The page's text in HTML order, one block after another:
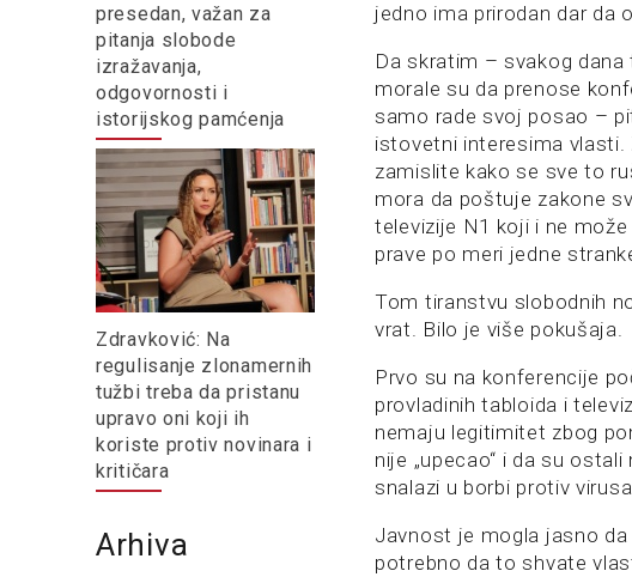
presedan, važan za
pitanja slobode
izražavanja,
odgovornosti i
istorijskog pamćenja
Zdravković: Na
regulisanje zlonamernih
tužbi treba da pristanu
upravo oni koji ih
koriste protiv novinara i
kritičara
Arhiva
jedno ima prirodan dar da
Da skratim – svakog
morale su da prenose
samo rade svoj posao –
istovetni interesima vlasti.
zamislite kako se sve to
mora da poštuje zakone
televizije N1 koji i ne
prave po meri jedne
Tom tiranstvu slobodnih
vrat. Bilo je više pokušaja.
Prvo su na konferencije
provladinih tabloida i
nemaju legitimitet zbog
nije „upecao“ i da su
snalazi u borbi protiv
Javnost je mogla jasno da
potrebno da to shvate